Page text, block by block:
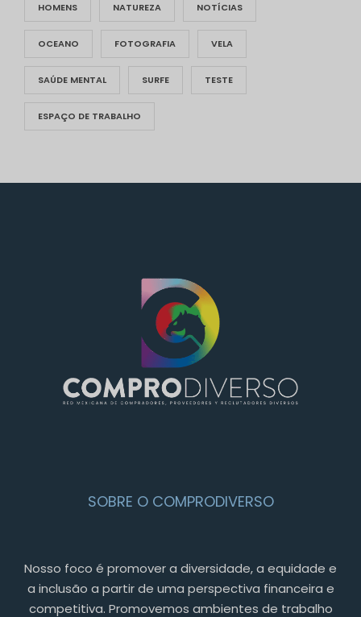
HOMENS NATUREZA NOTÍCIAS
OCEANO FOTOGRAFIA VELA
SAÚDE MENTAL SURFE TESTE
ESPAÇO DE TRABALHO
SOBRE O COMPRODIVERSO
Nosso foco é promover a diversidade, a equidade e
a inclusão a partir de uma perspectiva financeira e
competitiva. Promovemos ambientes de trabalho